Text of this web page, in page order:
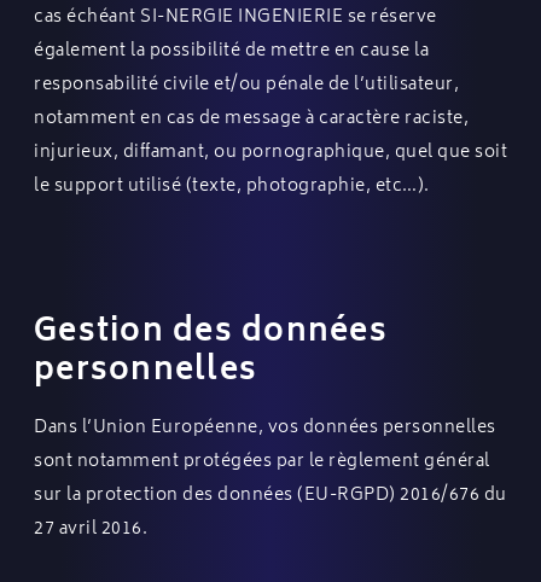
cas échéant SI-NERGIE INGENIERIE se réserve
également la possibilité de mettre en cause la
responsabilité civile et/ou pénale de l’utilisateur,
notamment en cas de message à caractère raciste,
injurieux, diffamant, ou pornographique, quel que soit
le support utilisé (texte, photographie, etc…).
Gestion des données
personnelles
Dans l’Union Européenne, vos données personnelles
sont notamment protégées par le règlement général
sur la protection des données (EU-RGPD) 2016/676 du
27 avril 2016.